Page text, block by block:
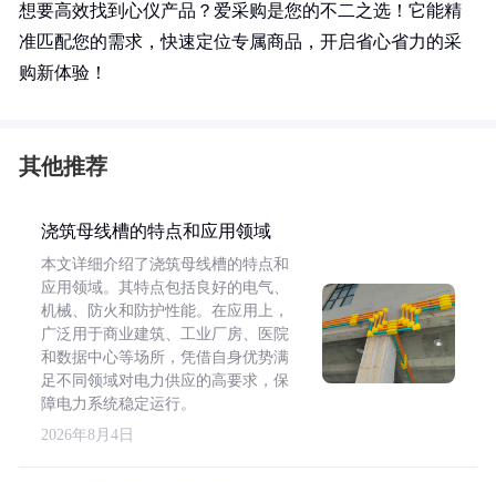
想要高效找到心仪产品？爱采购是您的不二之选！它能精
准匹配您的需求，快速定位专属商品，开启省心省力的采
购新体验！
其他推荐
浇筑母线槽的特点和应用领域
本文详细介绍了浇筑母线槽的特点和
应用领域。其特点包括良好的电气、
机械、防火和防护性能。在应用上，
广泛用于商业建筑、工业厂房、医院
和数据中心等场所，凭借自身优势满
足不同领域对电力供应的高要求，保
障电力系统稳定运行。
2026年8月4日